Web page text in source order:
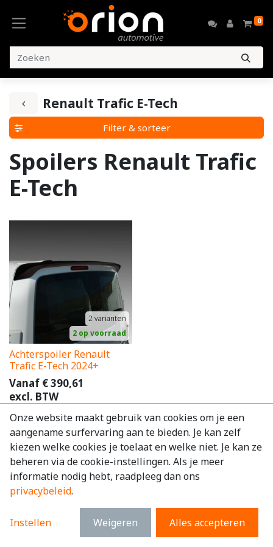
0
Renault Trafic E-Tech
Filter & sorteer
Spoilers Renault Trafic
E-Tech
2varianten
2 op voorraad
Achterspoiler Renault
Trafic E-Tech 2024+
Vanaf €390,61
excl. BTW
Onze website maakt gebruik van cookies om je een
aangename surfervaring aan te bieden. Je kan zelf
kiezen welke cookies je toelaat en welke niet. Je kan ze
beheren via de cookie-instellingen. Als je meer
informatie nodig hebt, raadpleeg dan ons
privacybeleid.
Instellen Weigeren Alles accepteren